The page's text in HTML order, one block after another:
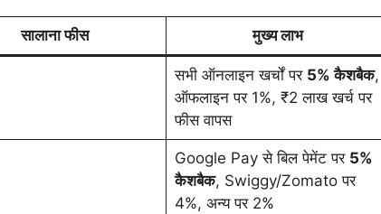
सालाना फीस मुख्य लाभ
सभी ऑनलाइन खर्चों पर 5% कैशबैक,
ऑफलाइन पर 1%, ₹2 लाख खर्च पर
फीस वापस
Google Pay से बिल पेमेंट पर 5%
कैशबैक, Swiggy/Zomato पर
4%, अन्य पर 2%